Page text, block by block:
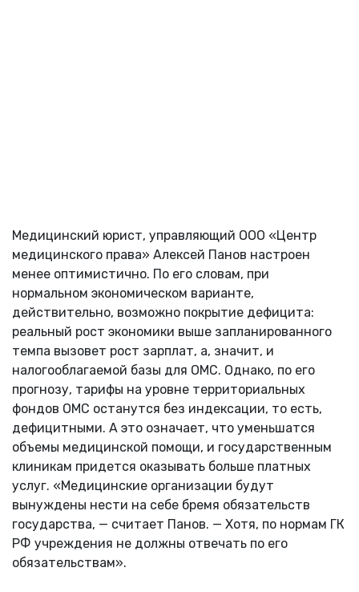
Медицинский юрист, управляющий ООО «Центр
медицинского права» Алексей Панов настроен
менее оптимистично. По его словам, при
нормальном экономическом варианте,
действительно, возможно покрытие дефицита:
реальный рост экономики выше запланированного
темпа вызовет рост зарплат, а, значит, и
налогооблагаемой базы для ОМС. Однако, по его
прогнозу, тарифы на уровне территориальных
фондов ОМС останутся без индексации, то есть,
дефицитными. А это означает, что уменьшатся
объемы медицинской помощи, и государственным
клиникам придется оказывать больше платных
услуг. «Медицинские организации будут
вынуждены нести на себе бремя обязательств
государства, — считает Панов. — Хотя, по нормам ГК
РФ учреждения не должны отвечать по его
обязательствам».